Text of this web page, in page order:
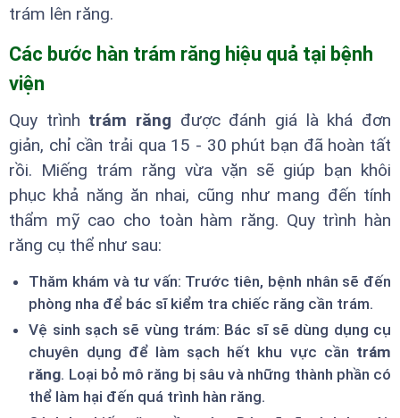
trám lên răng.
Các bước hàn trám răng hiệu quả tại bệnh
viện
Quy trình trám răng được đánh giá là khá đơn
giản, chỉ cần trải qua 15 - 30 phút bạn đã hoàn tất
rồi. Miếng trám răng vừa vặn sẽ giúp bạn khôi
phục khả năng ăn nhai, cũng như mang đến tính
thẩm mỹ cao cho toàn hàm răng. Quy trình hàn
răng cụ thể như sau:
Thăm khám và tư vấn: Trước tiên, bệnh nhân sẽ đến
phòng nha để bác sĩ kiểm tra chiếc răng cần trám.
Vệ sinh sạch sẽ vùng trám: Bác sĩ sẽ dùng dụng cụ
chuyên dụng để làm sạch hết khu vực cần trám
răng. Loại bỏ mô răng bị sâu và những thành phần có
thể làm hại đến quá trình hàn răng.